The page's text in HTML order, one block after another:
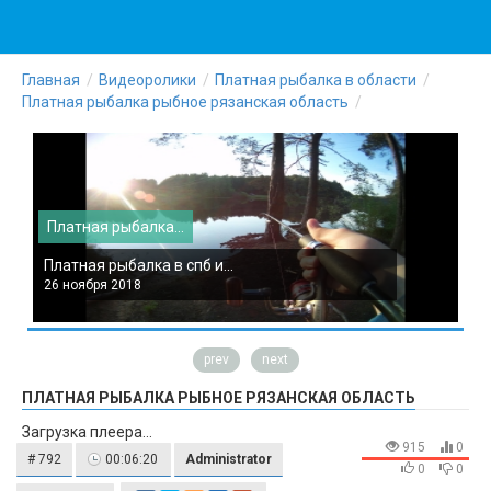
Главная Видеоролики
Платная рыбалка в области
Платная рыбалка рыбное рязанская область
Платная рыбалка...
Платная рыбалка в спб и...
26 ноября 2018
prev next
ПЛАТНАЯ РЫБАЛКА РЫБНОЕ РЯЗАНСКАЯ ОБЛАСТЬ
Загрузка плеера...
# 792 00:06:20 Administrator
915
0
0
0